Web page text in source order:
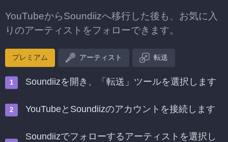
YouTubeからSoundiizへ移行した後も、お気に入
りのアーティストをフォローできます。
プレミアム アーティスト 転送
Soundiizを開き、「転送」ツールを選択します
YouTubeとSoundiizのアカウントを接続します
Soundiizでフォローするアーティストを選択し